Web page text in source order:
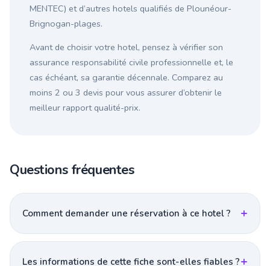
MENTEC) et d’autres hotels qualifiés de Plounéour-
Brignogan-plages.
Avant de choisir votre hotel, pensez à vérifier son
assurance responsabilité civile professionnelle et, le
cas échéant, sa garantie décennale. Comparez au
moins 2 ou 3 devis pour vous assurer d’obtenir le
meilleur rapport qualité-prix.
Questions fréquentes
Comment demander une réservation à ce hotel ?
Les informations de cette fiche sont-elles fiables ?